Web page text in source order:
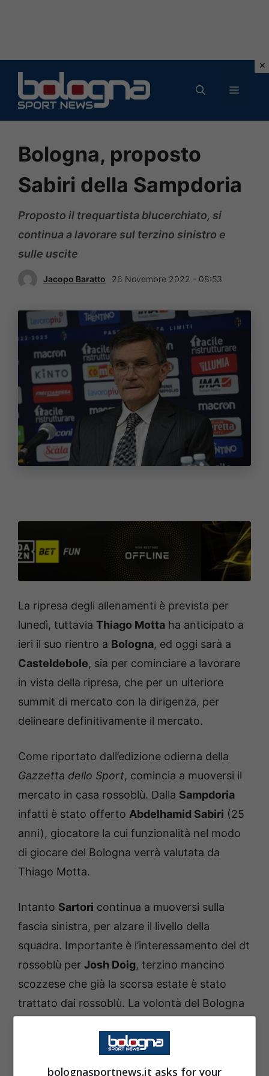
contenuto
MENU
Bologna, proposto
Sabiri della Sampdoria
Proposto il trequartista blucerchiato, si
continua a lavorare sul terzino sinistro e
sulle uscite
Jacopo Baratto 26 Novembre 2022 - 08:53
La ripresa degli allenamenti è prevista per
lunedì, tuttavia Thiago Motta ha anticipato a
ieri il suo rientro a Bologna, ed oggi sarà a
Casteldebole, sia per cominciare a lavorare
in vista della ripresa, che per un ulteriore
summit di mercato con la dirigenza, per
delineare definitivamente il mercato.
Come riportato dall’edizione odierna della
Gazzetta dello Sport, comincia a muoversi il
mercato in casa rossoblù. Dalla Sampdoria
infatti è stato offerto Abdelhamid Sabiri (25
anni), giocatore la cui funzionalità nel modo
di giocare del Bologna verrà valutata da
Thiago Motta.
Intanto Sartori continua a muoversi sulla
fascia sinistra, per alzare il livello della
squadra. Importante è l’interessamento del dt
rossoblù per Josh Doig, terzino mancino
scozzese che già la scorsa estate è stato
trattato dai rossoblù. La volontà del Bologna
trattativa, tuttavia è difficile che il
bolognasportnews.it asks for your